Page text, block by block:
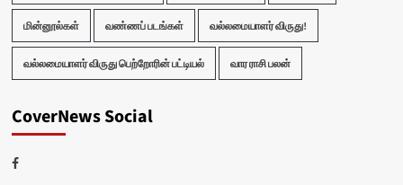
மின்னூல்கள் வண்ணப் படங்கள் வல்லமையாளர் விருது!
வல்லமையாளர் விருது பெற்றோரின் பட்டியல் வார ராசி பலன்
CoverNews Social
Facebook